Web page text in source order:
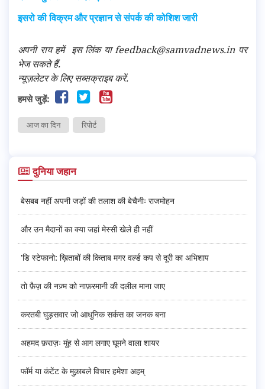
इसरो की विक्रम और प्रज्ञान से संपर्क की कोशिश जारी
अपनी राय हमें इस लिंक या feedback@samvadnews.in पर
भेज सकते हैं.
न्यूज़लेटर के लिए सब्सक्राइब करें.
हमसे जुड़ें:
आज का दिन रिपोर्ट
दुनिया जहान
बेसबब नहीं अपनी जड़ों की तलाश की बेचैनीः राजमोहन
और उन मैदानों का क्या जहां मेस्सी खेले ही नहीं
'डि स्टेफानो: ख़िताबों की किताब मगर वर्ल्ड कप से दूरी का अभिशाप
तो फ़ैज़ की नज़्म को नाफ़रमानी की दलील माना जाए
करतबी घुड़सवार जो आधुनिक सर्कस का जनक बना
अहमद फ़राज़ः मुंह से आग लगाए घूमने वाला शायर
फॉर्म या कंटेंट के मुक़ाबले विचार हमेशा अहम्